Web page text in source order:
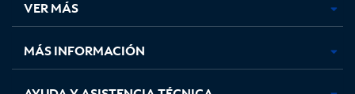
pestaña
nueva
pestaña
nueva
pestaña
nuevanueva
VER MÁS
MÁS INFORMACIÓN